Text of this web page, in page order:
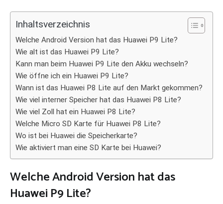
Inhaltsverzeichnis
Welche Android Version hat das Huawei P9 Lite?
Wie alt ist das Huawei P9 Lite?
Kann man beim Huawei P9 Lite den Akku wechseln?
Wie öffne ich ein Huawei P9 Lite?
Wann ist das Huawei P8 Lite auf den Markt gekommen?
Wie viel interner Speicher hat das Huawei P8 Lite?
Wie viel Zoll hat ein Huawei P8 Lite?
Welche Micro SD Karte für Huawei P8 Lite?
Wo ist bei Huawei die Speicherkarte?
Wie aktiviert man eine SD Karte bei Huawei?
Welche Android Version hat das
Huawei P9 Lite?